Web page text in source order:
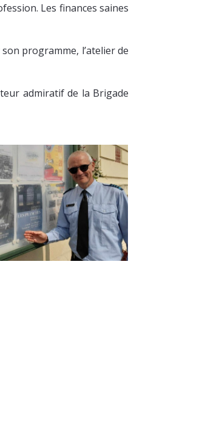
Les finances saines
programme, l’atelier de
admiratif de la Brigade